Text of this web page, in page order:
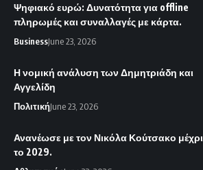
Ψηφιακό ευρώ: Δυνατότητα για offline
πληρωμές και συναλλαγές με κάρτα.
BusinessJune 23, 2026
Η νομική ανάλυση των Δημητριάδη και
Αγγελίδη
ΠολιτικήJune 23, 2026
Ανανέωσε με τον Νικόλα Κούτσακο μέχρι
το 2029.